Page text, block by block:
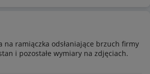
na ramiączka odsłaniające brzuch firmy
i pozostałe wymiary na zdjęciach.